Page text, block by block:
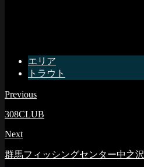
エリア
トラウト
Previous
308CLUB
Next
群馬フィッシングセンター中之沢